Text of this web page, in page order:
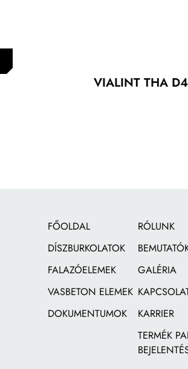
VIALINT THA
FŐOLDAL
DÍSZBURKOLATOK
FALAZÓELEMEK
VASBETON ELEMEK
DOKUMENTUMOK
RÓLUNK
GALÉRIA
KARRIER
TERMÉK